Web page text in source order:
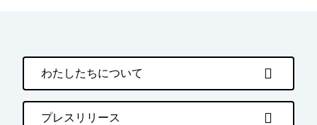
わたしたちについて
プレスリリース